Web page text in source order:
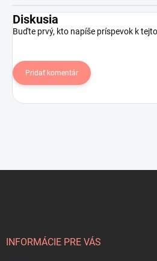
Diskusia
Buďte prvý, kto napíše príspevok k
Pridať komentár
INFORMÁCIE PRE VÁS